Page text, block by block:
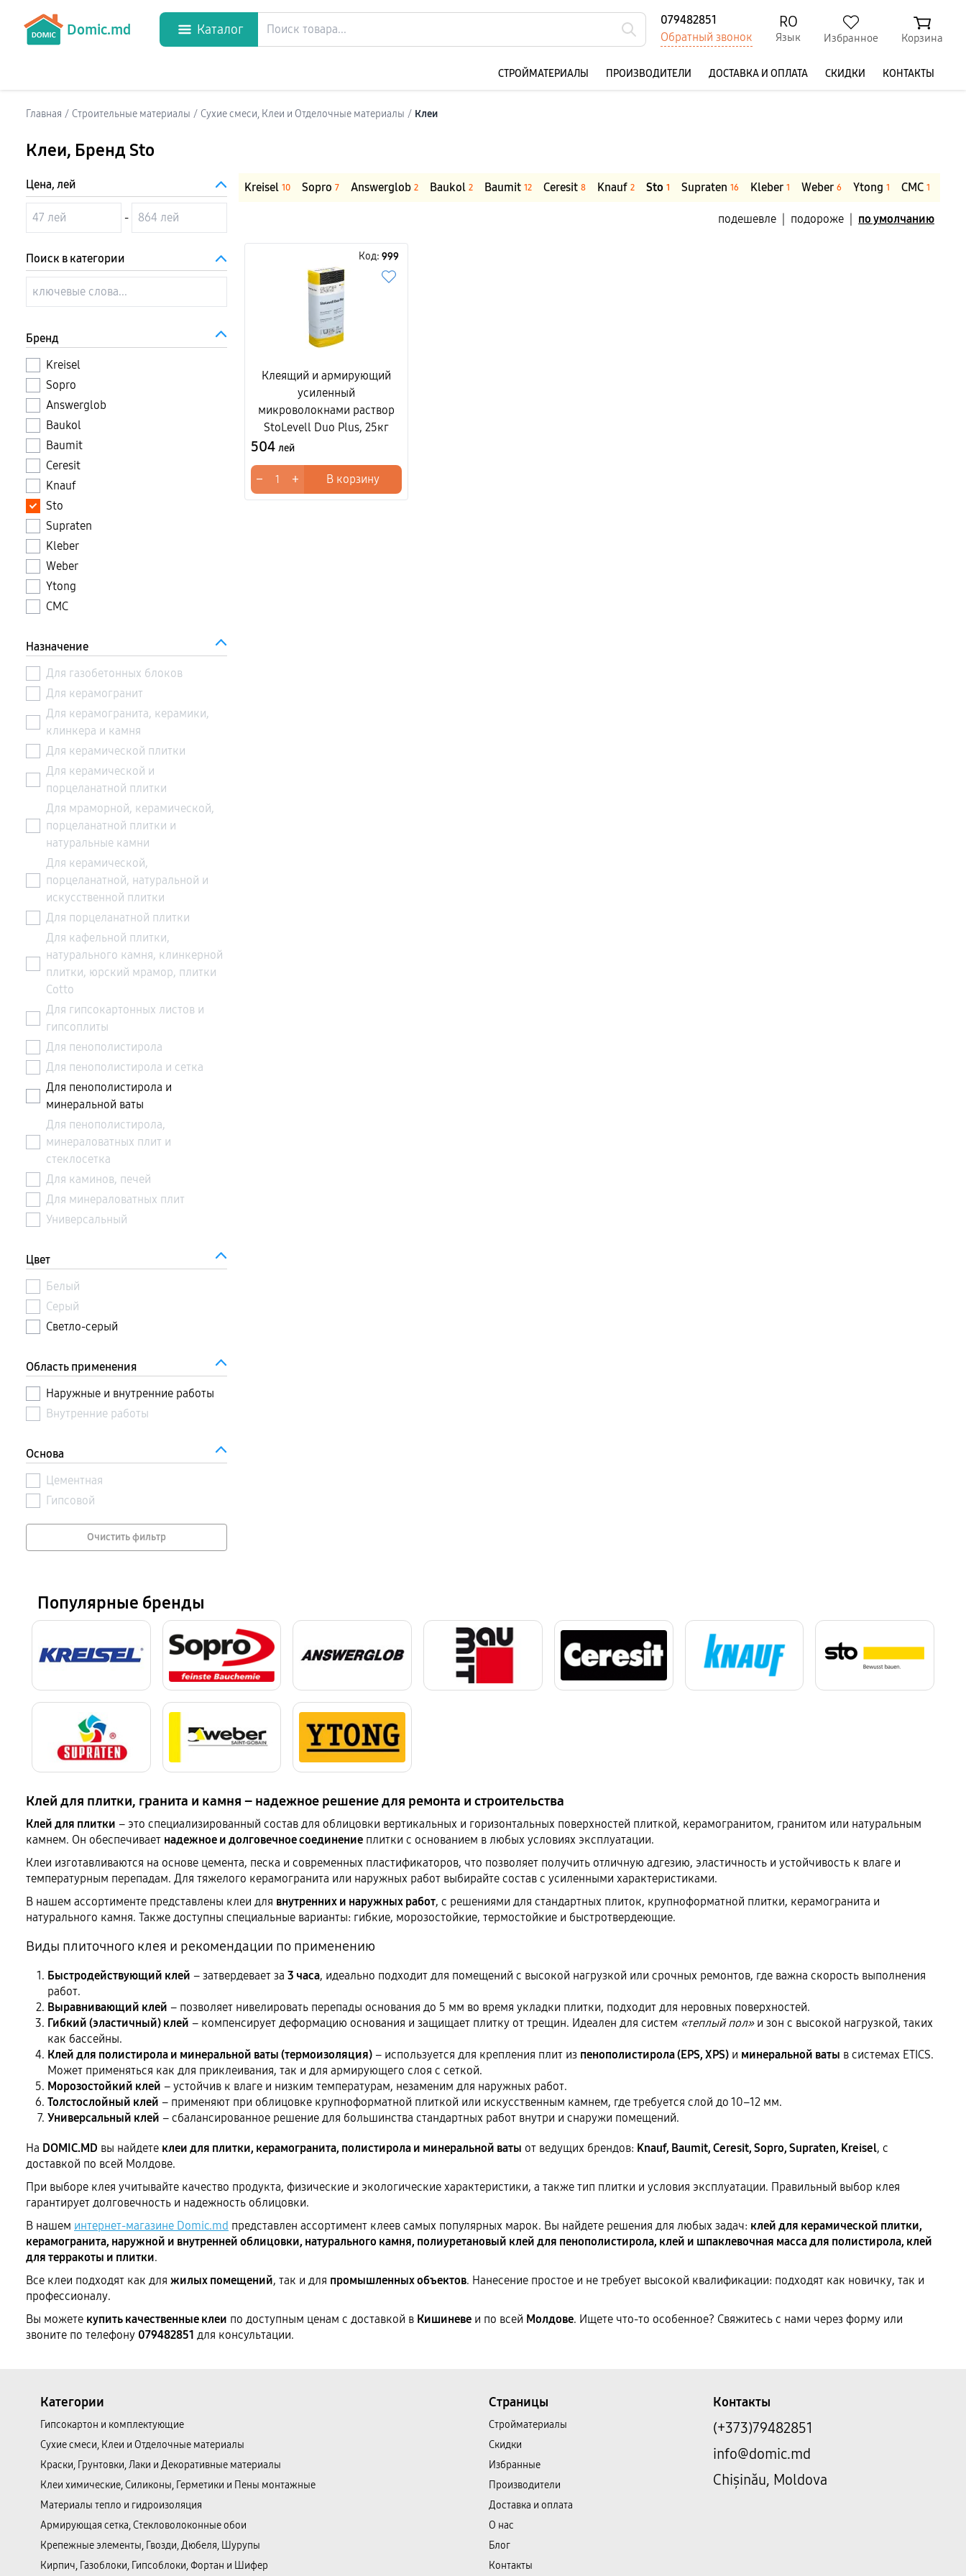
Domic.md Каталог
079482851
Обратный звонок
RO
Язык Избранное Корзина
CТРОЙМАТЕРИАЛЫ ПРОИЗВОДИТЕЛИ ДОСТАВКА И ОПЛАТА СКИДКИ КОНТАКТЫ
Главная / Строительные материалы / Сухие смеси, Клеи и Отделочные материалы / Клеи
Клеи, Бренд Sto
Kreisel 10 Sopro 7 Answerglob 2 Baukol 2 Baumit 12 Ceresit 8 Knauf 2 Sto 1 Supraten 16 Kleber 1 Weber 6 Ytong 1 CMC 1
подешевле подороже по умолчанию
Код: 999
Клеящий и армирующий
усиленный
микроволокнами раствор
StoLevell Duo Plus, 25кг
504 лей
− + В корзину
Цена, лей
-
Поиск в категории
Бренд
Kreisel
Sopro
Answerglob
Baukol
Baumit
Ceresit
Knauf
Sto
Supraten
Kleber
Weber
Ytong
CMC
Назначение
Для газобетонных блоков
Для керамогранит
Для керамогранита, керамики,
клинкера и камня
Для керамической плитки
Для керамической и
порцеланатной плитки
Для мраморной, керамической,
порцеланатной плитки и
натуральные камни
Для керамической,
порцеланатной, натуральной и
искусственной плитки
Для порцеланатной плитки
Для кафельной плитки,
натурального камня, клинкерной
плитки, юрский мрамор, плитки
Cotto
Для гипсокартонных листов и
гипсоплиты
Для пенополистирола
Для пенополистирола и сетка
Для пенополистирола и
минеральной ваты
Для пенополистирола,
минераловатных плит и
стеклосетка
Для каминов, печей
Для минераловатных плит
Универсальный
Цвет
Белый
Серый
Светло-серый
Область применения
Наружные и внутренние работы
Внутренние работы
Основа
Цементная
Гипсовой
Очистить фильтр
Популярные бренды
Клей для плитки, гранита и камня – надежное решение для ремонта и строительства
Клей для плитки – это специализированный состав для облицовки вертикальных и горизонтальных поверхностей плиткой, керамогранитом, гранитом или натуральным
камнем. Он обеспечивает надежное и долговечное соединение плитки с основанием в любых условиях эксплуатации.
Клеи изготавливаются на основе цемента, песка и современных пластификаторов, что позволяет получить отличную адгезию, эластичность и устойчивость к влаге и
температурным перепадам. Для тяжелого керамогранита или наружных работ выбирайте состав с усиленными характеристиками.
В нашем ассортименте представлены клеи для внутренних и наружных работ, с решениями для стандартных плиток, крупноформатной плитки, керамогранита и
натурального камня. Также доступны специальные варианты: гибкие, морозостойкие, термостойкие и быстротвердеющие.
Виды плиточного клея и рекомендации по применению
Быстродействующий клей – затвердевает за 3 часа, идеально подходит для помещений с высокой нагрузкой или срочных ремонтов, где важна скорость выполнения
работ.
Выравнивающий клей – позволяет нивелировать перепады основания до 5 мм во время укладки плитки, подходит для неровных поверхностей.
Гибкий (эластичный) клей – компенсирует деформацию основания и защищает плитку от трещин. Идеален для систем «теплый пол»и зон с высокой нагрузкой, таких
как бассейны.
Клей для полистирола и минеральной ваты (термоизоляция) – используется для крепления плит из пенополистирола (EPS, XPS) и минеральной ваты в системах ETICS.
Может применяться как для приклеивания, так и для армирующего слоя с сеткой.
Морозостойкий клей – устойчив к влаге и низким температурам, незаменим для наружных работ.
Толстослойный клей – применяют при облицовке крупноформатной плиткой или искусственным камнем, где требуется слой до 10–12 мм.
Универсальный клей – сбалансированное решение для большинства стандартных работ внутри и снаружи помещений.
На DOMIC.MD вы найдете клеи для плитки, керамогранита, полистирола и минеральной ваты от ведущих брендов: Knauf, Baumit, Ceresit, Sopro, Supraten, Kreisel, с
доставкой по всей Молдове.
При выборе клея учитывайте качество продукта, физические и экологические характеристики, а также тип плитки и условия эксплуатации. Правильный выбор клея
гарантирует долговечность и надежность облицовки.
В нашем интернет-магазине Domic.md представлен ассортимент клеев самых популярных марок. Вы найдете решения для любых задач: клей для керамической плитки,
керамогранита, наружной и внутренней облицовки, натурального камня, полиуретановый клей для пенополистирола, клей и шпаклевочная масса для полистирола, клей
для терракоты и плитки.
Все клеи подходят как для жилых помещений, так и для промышленных объектов. Нанесение простое и не требует высокой квалификации: подходят как новичку, так и
профессионалу.
Вы можете купить качественные клеи по доступным ценам с доставкой в Кишиневе и по всей Молдове. Ищете что-то особенное? Свяжитесь с нами через форму или
звоните по телефону 079482851 для консультации.
Категории
Гипсокартон и комплектующие
Сухие смеси, Клеи и Отделочные материалы
Краски, Грунтовки, Лаки и Декоративные материалы
Клеи химические, Силиконы, Герметики и Пены монтажные
Материалы тепло и гидроизоляция
Армирующая сетка, Стекловолоконные обои
Крепежные элементы, Гвозди, Дюбеля, Шурупы
Кирпич, Газоблоки, Гипсоблоки, Фортан и Шифер
Страницы
Cтройматериалы
Скидки
Избранные
Производители
Доставка и оплата
О нас
Блог
Контакты
Контакты
(+373)79482851
info@domic.md
Chișinău, Moldova